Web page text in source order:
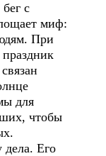
с
миф:
При
для
чтобы
дела. Его